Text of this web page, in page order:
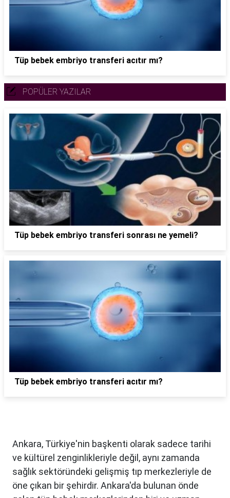
Tüp bebek embriyo transferi acıtır mı?
POPÜLER YAZILAR
Tüp bebek embriyo transferi sonrası ne yemeli?
Tüp bebek embriyo transferi acıtır mı?
Ankara, Türkiye'nin başkenti olarak sadece tarihi
ve kültürel zenginlikleriyle değil, aynı zamanda
sağlık sektöründeki gelişmiş tıp merkezleriyle de
öne çıkan bir şehirdir. Ankara'da bulunan önde